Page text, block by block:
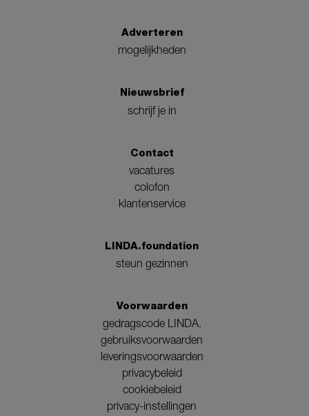
Adverteren
mogelijkheden
Nieuwsbrief
schrijf je in
Contact
vacatures
colofon
klantenservice
LINDA.foundation
steun gezinnen
Voorwaarden
gedragscode LINDA.
gebruiksvoorwaarden
leveringsvoorwaarden
privacybeleid
cookiebeleid
privacy-instellingen